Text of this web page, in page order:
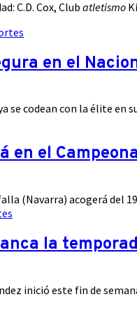
C.D. Cox, Club atletismo
en el
se codean con la élite
en el
(Navarra) acogerá del
la
inició este fin de